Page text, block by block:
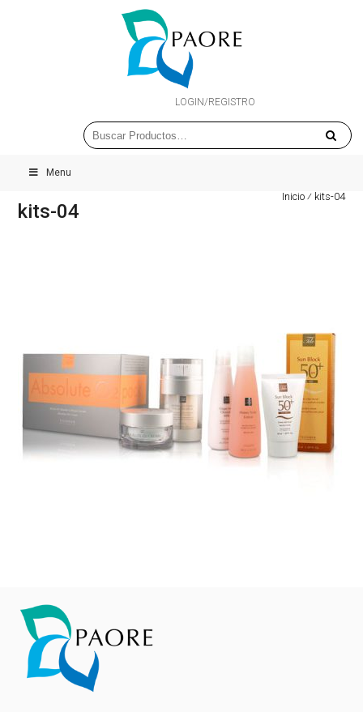
LOGIN/REGISTRO
Menu
Inicio ⁄kits-04
kits-04